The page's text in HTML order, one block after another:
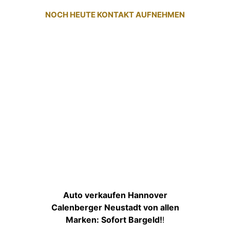
NOCH HEUTE KONTAKT AUFNEHMEN
Auto verkaufen Hannover
Calenberger Neustadt von allen
Marken: Sofort Bargeld!!